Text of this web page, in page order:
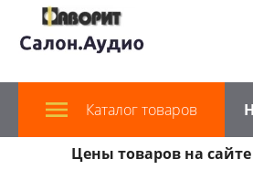
Каталог товаров
Цены товаров на